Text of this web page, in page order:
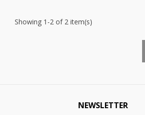
Showing 1-2 of 2 item(s)
NEWSLETTER